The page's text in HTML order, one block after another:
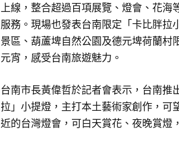
上線，整合超過百項展覽、燈會、花海
服務。現場也發表台南限定「卡比胖
景區、葫蘆埤自然公園及德元埤荷蘭村
元宵，感受台南旅遊魅力。
台南市長黃偉哲於記者會表示，台南推
拉」小提燈，主打本土藝術家創作，可
近的台灣燈會，可白天賞花、夜晚賞燈